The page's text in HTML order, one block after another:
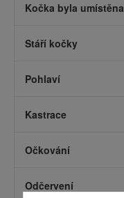
Kočka byla umístěna
Stáří kočky
Pohlaví
Kastrace
Očkování
Odčervení